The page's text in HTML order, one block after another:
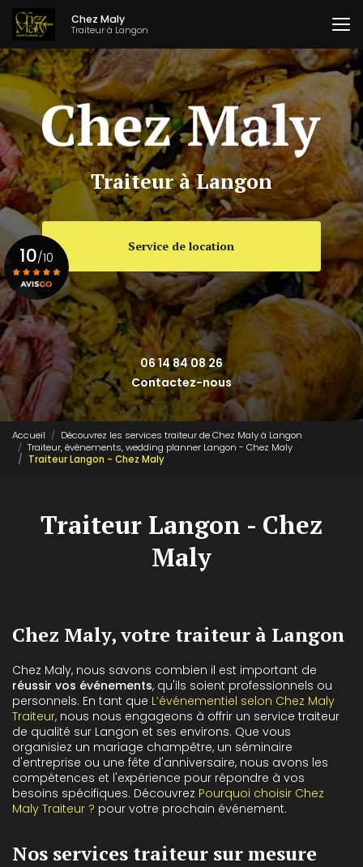
Aller
contenu
principal
Chez Maly
Traiteur à Langon
Traiteur à Langon
Service de location
06 14 84 08 26
Contactez-nous
10/10
Voir le certificat
Accueil
Découvrez les services traiteur de Chez Maly à Langon
Traiteur, évènements, wedding planner Langon - Chez Maly
Traiteur Langon - Chez Maly
Traiteur Langon - Chez
Maly
Chez Maly, votre traiteur à Langon
Chez Maly, nous savons combien il est important de
réussir vos événements, qu'ils soient professionnels ou
personnels. En tant que L’événementiel selon Chez Maly
Traiteur, nous nous engageons à offrir un service traiteur
de qualité sur Langon et ses environs. Que vous
organisiez un mariage champêtre, un séminaire
d'entreprise ou une fête d'anniversaire, nous avons les
compétences et l'expérience pour répondre à vos
besoins spécifiques. Découvrez Pourquoi choisir Chez
Maly Traiteur ? pour votre prochain événement.
Nos services traiteur sur mesure